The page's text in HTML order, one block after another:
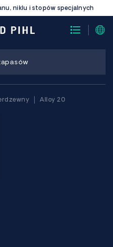
niklu i stopów specjalnych
Alloy 20